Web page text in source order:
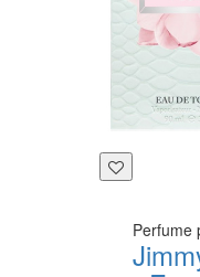
Perfume